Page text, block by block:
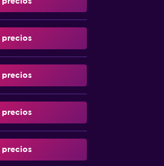
precios
precios
precios
precios